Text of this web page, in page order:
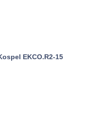
EKCO.R2-15